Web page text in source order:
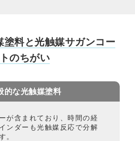
塗料と光触媒サガンコー
トのちがい
的な光触媒塗料
が含まれており、時間の経
ンダーも光触媒反応で分解
。